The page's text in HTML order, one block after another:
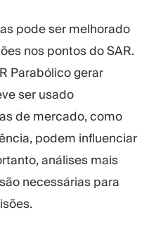
pode ser melhorado
nos pontos do SAR.
Parabólico gerar
ser usado
de mercado, como
podem influenciar
análises mais
necessárias para